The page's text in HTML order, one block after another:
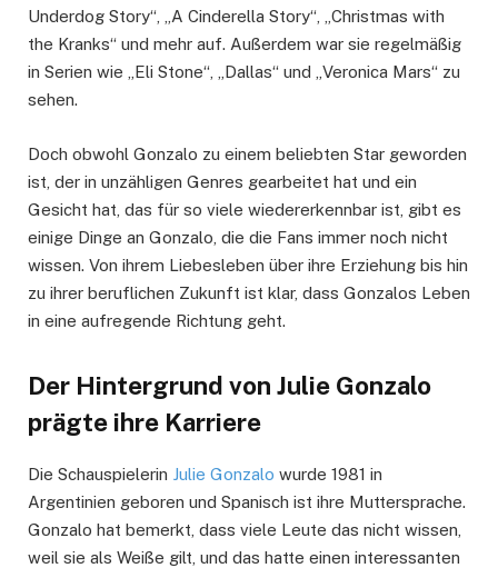
Underdog Story“, „A Cinderella Story“, „Christmas with
the Kranks“ und mehr auf. Außerdem war sie regelmäßig
in Serien wie „Eli Stone“, „Dallas“ und „Veronica Mars“ zu
sehen.
Doch obwohl Gonzalo zu einem beliebten Star geworden
ist, der in unzähligen Genres gearbeitet hat und ein
Gesicht hat, das für so viele wiedererkennbar ist, gibt es
einige Dinge an Gonzalo, die die Fans immer noch nicht
wissen. Von ihrem Liebesleben über ihre Erziehung bis hin
zu ihrer beruflichen Zukunft ist klar, dass Gonzalos Leben
in eine aufregende Richtung geht.
Der Hintergrund von Julie Gonzalo
prägte ihre Karriere
Die Schauspielerin Julie Gonzalo wurde 1981 in
Argentinien geboren und Spanisch ist ihre Muttersprache.
Gonzalo hat bemerkt, dass viele Leute das nicht wissen,
weil sie als Weiße gilt, und das hatte einen interessanten